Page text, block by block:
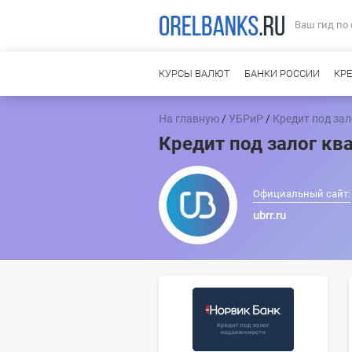
Ваш гид по
КУРСЫ ВАЛЮТ БАНКИ РОССИИ
На главную /УБРиР / Кредит под
Кредит под залог
Официальный сайт:
ubrr.ru